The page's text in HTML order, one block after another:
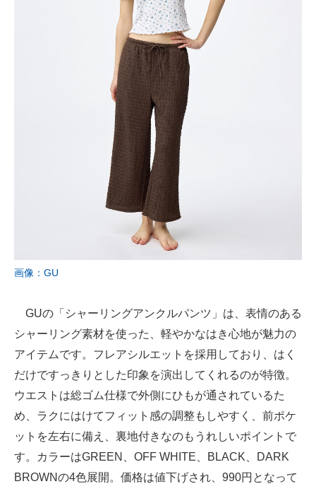
画像：GU
GUの「シャーリングアンクルパンツ」は、表情のある
シャーリング素材を使った、軽やかなはき心地が魅力の
アイテムです。フレアシルエットを採用しており、はく
だけですっきりとした印象を演出してくれるのが特徴。
ウエストは総ゴム仕様で外側にひもが通されているた
め、ラクにはけてフィット感の調整もしやすく、前ポケ
ットを左右に備え、裏地付きなのもうれしいポイントで
す。カラーはGREEN、OFF WHITE、BLACK、DARK
BROWNの4色展開。価格は値下げされ、990円となって